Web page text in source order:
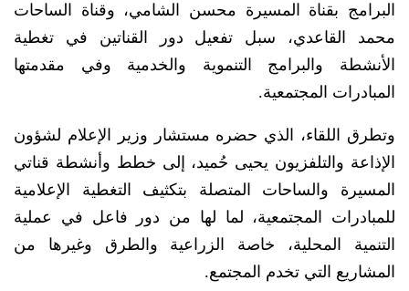
البرامج بقناة المسيرة محسن الشامي، وقناة الساحات
محمد القاعدي، سبل تفعيل دور القناتين في تغطية
الأنشطة والبرامج التنموية والخدمية وفي مقدمتها
المبادرات المجتمعية.
وتطرق اللقاء، الذي حضره مستشار وزير الإعلام لشؤون
الإذاعة والتلفزيون يحيى حُميد، إلى خطط وأنشطة قناتي
المسيرة والساحات المتصلة بتكثيف التغطية الإعلامية
للمبادرات المجتمعية، لما لها من دور فاعل في عملية
التنمية المحلية، خاصة الزراعية والطرق وغيرها من
المشاريع التي تخدم المجتمع.